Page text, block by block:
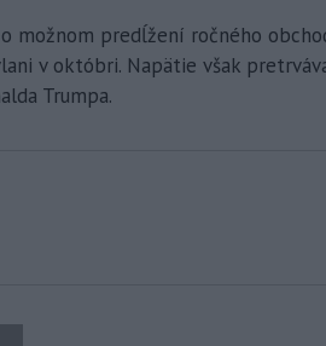
možnom predĺžení ročného
v októbri. Napätie však
Trumpa.